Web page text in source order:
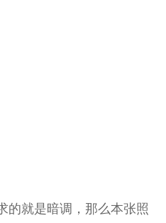
的就是暗调，那么本张照